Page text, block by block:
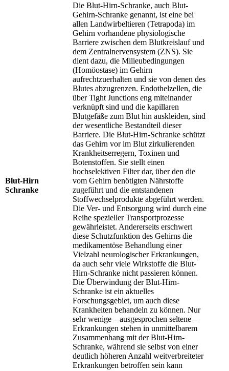
Blut-Hirn
Schranke
Die Blut-Hirn-Schranke, auch Blut-
Gehirn-Schranke genannt, ist eine bei
allen Landwirbeltieren (Tetrapoda) im
Gehirn vorhandene physiologische
Barriere zwischen dem Blutkreislauf und
dem Zentralnervensystem (ZNS). Sie
dient dazu, die Milieubedingungen
(Homöostase) im Gehirn
aufrechtzuerhalten und sie von denen des
Blutes abzugrenzen. Endothelzellen, die
über Tight Junctions eng miteinander
verknüpft sind und die kapillaren
Blutgefäße zum Blut hin auskleiden, sind
der wesentliche Bestandteil dieser
Barriere. Die Blut-Hirn-Schranke schützt
das Gehirn vor im Blut zirkulierenden
Krankheitserregern, Toxinen und
Botenstoffen. Sie stellt einen
hochselektiven Filter dar, über den die
vom Gehirn benötigten Nährstoffe
zugeführt und die entstandenen
Stoffwechselprodukte abgeführt werden.
Die Ver- und Entsorgung wird durch eine
Reihe spezieller Transportprozesse
gewährleistet. Andererseits erschwert
diese Schutzfunktion des Gehirns die
medikamentöse Behandlung einer
Vielzahl neurologischer Erkrankungen,
da auch sehr viele Wirkstoffe die Blut-
Hirn-Schranke nicht passieren können.
Die Überwindung der Blut-Hirn-
Schranke ist ein aktuelles
Forschungsgebiet, um auch diese
Krankheiten behandeln zu können. Nur
sehr wenige – ausgesprochen seltene –
Erkrankungen stehen in unmittelbarem
Zusammenhang mit der Blut-Hirn-
Schranke, während sie selbst von einer
deutlich höheren Anzahl weitverbreiteter
Erkrankungen betroffen sein kann